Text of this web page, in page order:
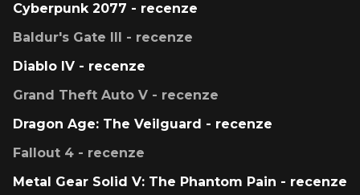
Cyberpunk 2077 - recenze
Baldur's Gate III - recenze
Diablo IV - recenze
Grand Theft Auto V - recenze
Dragon Age: The Veilguard - recenze
Fallout 4 - recenze
Metal Gear Solid V: The Phantom Pain - recenze